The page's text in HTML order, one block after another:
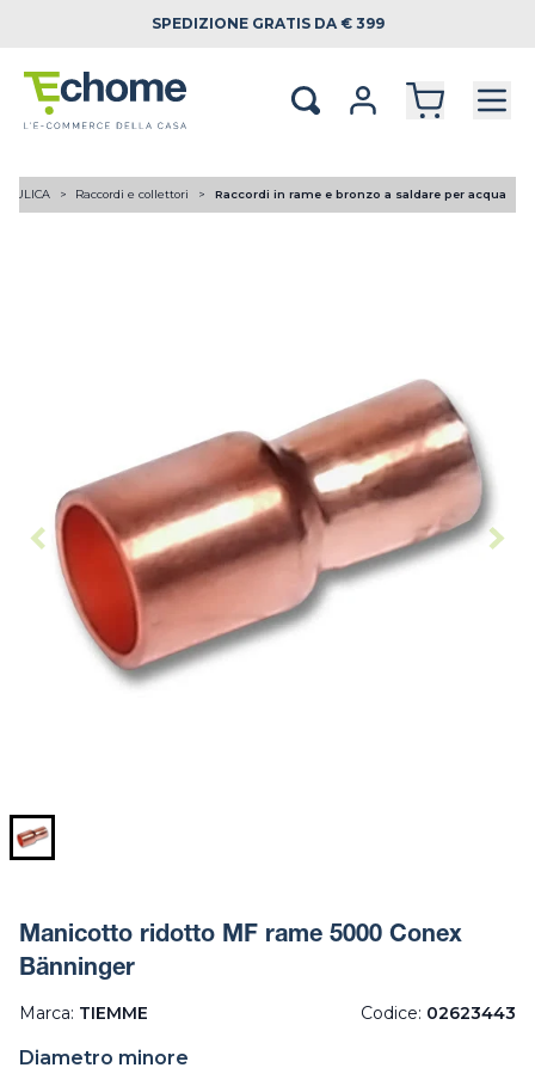
SPEDIZIONE GRATIS DA € 399
Raccordi e collettori Raccordi in rame e bronzo a saldare per acqua
Manicotto ridotto MF rame 5000 Conex
Bänninger
Marca: TIEMME Codice: 02623443
Diametro minore